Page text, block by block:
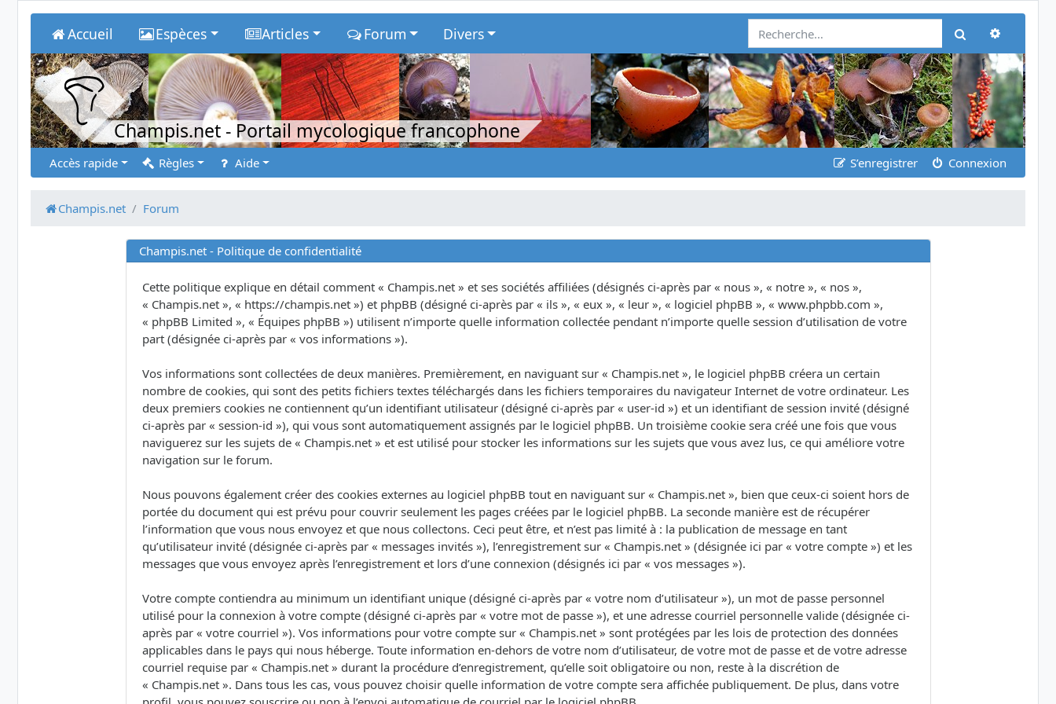
Accueil Espèces Articles Forum Divers Rechercher
Champis.net- Portail mycologique francophone
Accès rapide Règles Aide S’enregistrer Connexion
Champis.net Forum
Champis.net - Politique de confidentialité
Cette politique explique en détail comment « Champis.net » et ses sociétés affiliées (désignés ci-après par « nous », « notre », « nos »,
« Champis.net », « https://champis.net ») et phpBB (désigné ci-après par « ils », « eux », « leur », « logiciel phpBB », « www.phpbb.com »,
« phpBB Limited », « Équipes phpBB ») utilisent n’importe quelle information collectée pendant n’importe quelle session d’utilisation de votre
part (désignée ci-après par « vos informations »).
Vos informations sont collectées de deux manières. Premièrement, en naviguant sur « Champis.net », le logiciel phpBB créera un certain
nombre de cookies, qui sont des petits fichiers textes téléchargés dans les fichiers temporaires du navigateur Internet de votre ordinateur. Les
deux premiers cookies ne contiennent qu’un identifiant utilisateur (désigné ci-après par « user-id ») et un identifiant de session invité (désigné
ci-après par « session-id »), qui vous sont automatiquement assignés par le logiciel phpBB. Un troisième cookie sera créé une fois que vous
naviguerez sur les sujets de « Champis.net » et est utilisé pour stocker les informations sur les sujets que vous avez lus, ce qui améliore votre
navigation sur le forum.
Nous pouvons également créer des cookies externes au logiciel phpBB tout en naviguant sur « Champis.net », bien que ceux-ci soient hors de
portée du document qui est prévu pour couvrir seulement les pages créées par le logiciel phpBB. La seconde manière est de récupérer
l’information que vous nous envoyez et que nous collectons. Ceci peut être, et n’est pas limité à : la publication de message en tant
qu’utilisateur invité (désignée ci-après par « messages invités »), l’enregistrement sur « Champis.net » (désignée ici par « votre compte ») et les
messages que vous envoyez après l’enregistrement et lors d’une connexion (désignés ici par « vos messages »).
Votre compte contiendra au minimum un identifiant unique (désigné ci-après par « votre nom d’utilisateur »), un mot de passe personnel
utilisé pour la connexion à votre compte (désigné ci-après par « votre mot de passe »), et une adresse courriel personnelle valide (désignée ci-
après par « votre courriel »). Vos informations pour votre compte sur « Champis.net » sont protégées par les lois de protection des données
applicables dans le pays qui nous héberge. Toute information en-dehors de votre nom d’utilisateur, de votre mot de passe et de votre adresse
courriel requise par « Champis.net » durant la procédure d’enregistrement, qu’elle soit obligatoire ou non, reste à la discrétion de
« Champis.net ». Dans tous les cas, vous pouvez choisir quelle information de votre compte sera affichée publiquement. De plus, dans votre